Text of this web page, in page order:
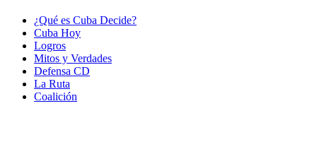
¿Qué es Cuba Decide?
Cuba Hoy
Logros
Mitos y Verdades
Defensa CD
La Ruta
Coalición